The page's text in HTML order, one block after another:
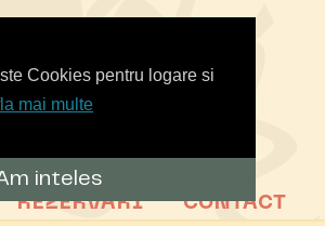
Cookies pentru logare si
mai multe
inteles
REZERVARI CONTACT